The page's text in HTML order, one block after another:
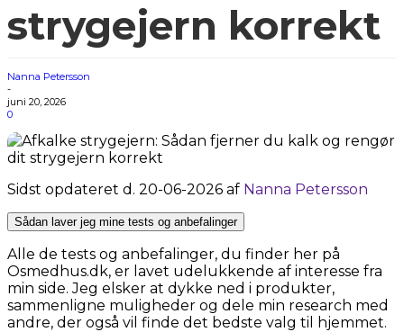
strygejern korrekt
Nanna Petersson
-
juni 20, 2026
0
Sidst opdateret d. 20-06-2026 af Nanna Petersson
Sådan laver jeg mine tests og anbefalinger
Alle de tests og anbefalinger, du finder her på
Osmedhus.dk, er lavet udelukkende af interesse fra
min side. Jeg elsker at dykke ned i produkter,
sammenligne muligheder og dele min research med
andre, der også vil finde det bedste valg til hjemmet.